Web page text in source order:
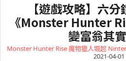
【遊戲攻略】六
《Monster Hunter
變富翁其
Monster Hunter Rise 魔物獵人堀起
2021-04-01